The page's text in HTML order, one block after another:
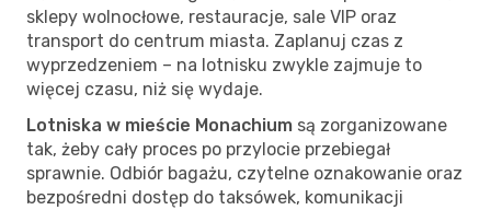
sklepy wolnocłowe, restauracje, sale VIP oraz
transport do centrum miasta. Zaplanuj czas z
wyprzedzeniem – na lotnisku zwykle zajmuje to
więcej czasu, niż się wydaje.
Lotniska w mieście Monachium są zorganizowane
tak, żeby cały proces po przylocie przebiegał
sprawnie. Odbiór bagażu, czytelne oznakowanie oraz
bezpośredni dostęp do taksówek, komunikacji